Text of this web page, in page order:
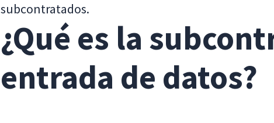
subcontratados.
¿Qué es la
entrada de datos?